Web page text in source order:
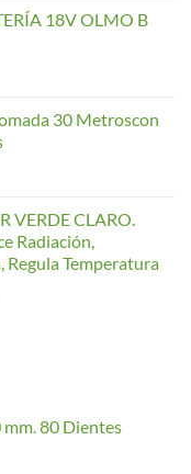
18V OLMO B
30 Metroscon
VERDE CLARO.
Radiación,
Regula Temperatura
€
80 Dientes